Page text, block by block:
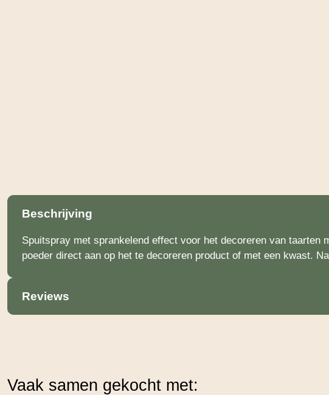
Beschrijving
Spuitspray met sprankelend effect voor het decoreren van
poeder direct aan op het te decoreren product of met een kwast.
Reviews
Vaak samen gekocht met: